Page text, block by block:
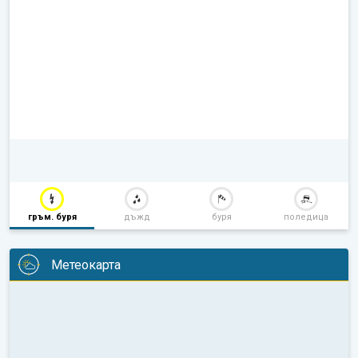
гръм. буря дъжд буря поледица
Метеокарта